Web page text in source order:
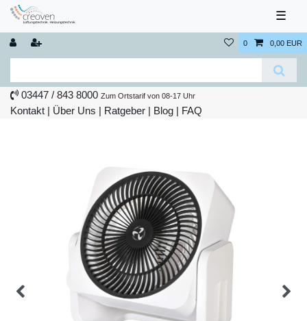
☰
0 0,00 EUR
03447 / 843 8000 Zum Ortstarif von 08-17 Uhr
Kontakt | Über Uns | Ratgeber | Blog | FAQ